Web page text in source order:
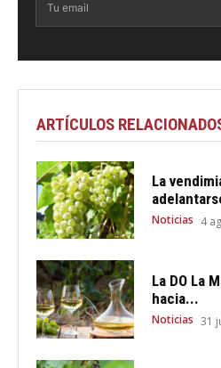
ARTÍCULOS
La
Noticias 4
La DO La
hacia...
Noticias 31